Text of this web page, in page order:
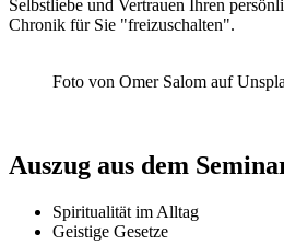
Selbstliebe und Vertrauen Ihren
Chronik für Sie "freizuschalten".
Foto von Omer Salom auf
Auszug aus dem
Spiritualität im Alltag
Geistige Gesetze